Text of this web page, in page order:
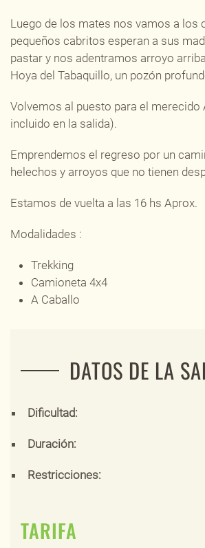
Luego de los mates nos vamos a los
pequeños cabritos esperan a sus
pastar y nos adentramos arroyo
Hoya del Tabaquillo, un pozón
Volvemos al puesto para el merecido
incluido en la salida).
Emprendemos el regreso por un
helechos y arroyos que no tienen
Estamos de vuelta a las 16 hs Aprox.
Modalidades :
Trekking
Camioneta 4x4
A Caballo
DATOS DE LA
Dificultad:
Duración:
Restricciones:
TARIFA